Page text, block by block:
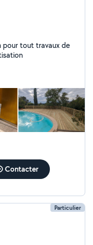
pour tout travaux de
Contacter
Particulier